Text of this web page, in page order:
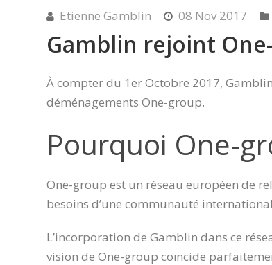
Etienne Gamblin 08 Nov 2017
Gamblin rejoint
À compter du 1er Octobre 2017,
déménagements One-group.
Pourquoi One-
One-group est un réseau européen de
besoins d’une communauté
L’incorporation de Gamblin dans ce
vision de One-group coïncide